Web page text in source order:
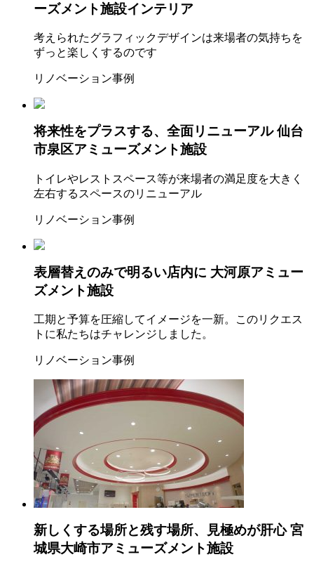
ーズメント施設インテリア
考えられたグラフィックデザインは来場者の気持ちを
ずっと楽しくするのです
リノベーション事例
将来性をプラスする、全面リニューアル仙台
市泉区アミューズメント施設
トイレやレストスペース等が来場者の満足度を大きく
左右するスペースのリニューアル
リノベーション事例
表層替えのみで明るい店内に 大河原アミュー
ズメント施設
工期と予算を圧縮してイメージを一新。このリクエス
トに私たちはチャレンジしました。
リノベーション事例
新しくする場所と残す場所、見極めが肝心宮
城県大崎市アミューズメント施設